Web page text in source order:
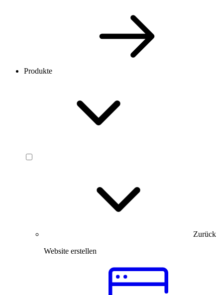
Produkte
Zurück
Website erstellen